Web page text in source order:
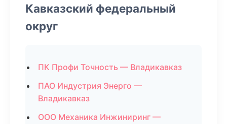
Кавказский федеральный
округ
ПК Профи Точность — Владикавказ
ПАО Индустрия Энерго —
Владикавказ
ООО Механика Инжиниринг —